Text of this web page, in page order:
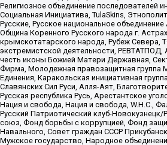
Религиозное объединение последователей
Социальная Инициатива, TulaSkins,
Русские, Русское национальное
Община Коренного Русского народа г.
крымскотатарского народа, Рубеж Севера,
экстремистской деятельности, РЕВТАТПОД,
честь иконы Божией Матери Державная,
Фирма, Молодежная правозащитная группа
Единения, Каракольская инициативная
Славянских Сил Руси, Алля-Аят,
Русская республика Русь, Арестантское
Нация и свобода, Нация и свобода, W.H.С.,
Русский Патриотический клуб-
союз, Фонд борьбы с коррупцией, Фонд
Навального, Совет граждан СССР
Мужское государство, Народное